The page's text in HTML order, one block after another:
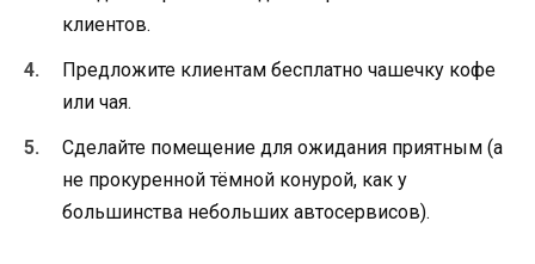
клиентов.
Предложите клиентам бесплатно чашечку кофе
или чая.
Сделайте помещение для ожидания приятным (а
не прокуренной тёмной конурой, как у
большинства небольших автосервисов).